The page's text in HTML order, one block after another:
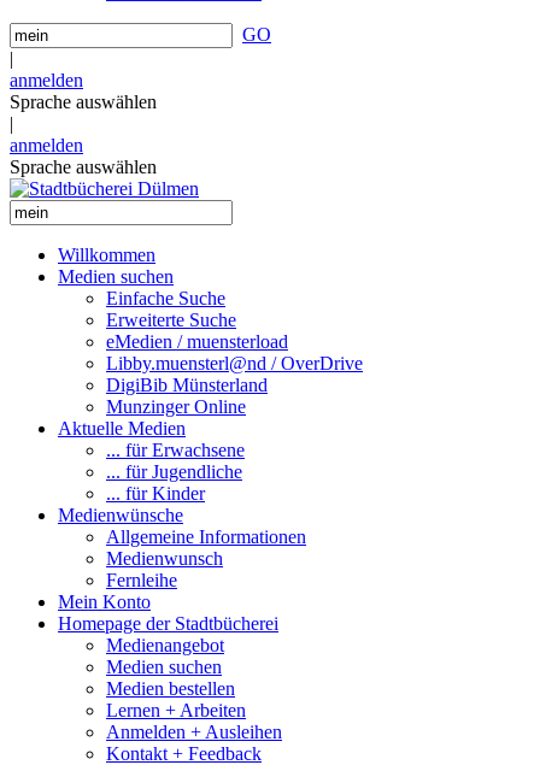
GO
|
anmelden
Sprache auswählen
|
anmelden
Sprache auswählen
Willkommen
Medien suchen
Einfache Suche
Erweiterte Suche
eMedien / muensterload
Libby.muensterl@nd / OverDrive
DigiBib Münsterland
Munzinger Online
Aktuelle Medien
... für Erwachsene
... für Jugendliche
... für Kinder
Medienwünsche
Allgemeine Informationen
Medienwunsch
Fernleihe
Mein Konto
Homepage der Stadtbücherei
Medienangebot
Medien suchen
Medien bestellen
Lernen + Arbeiten
Anmelden + Ausleihen
Kontakt + Feedback